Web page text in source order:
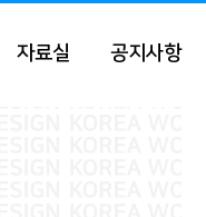
자료실 공지사항